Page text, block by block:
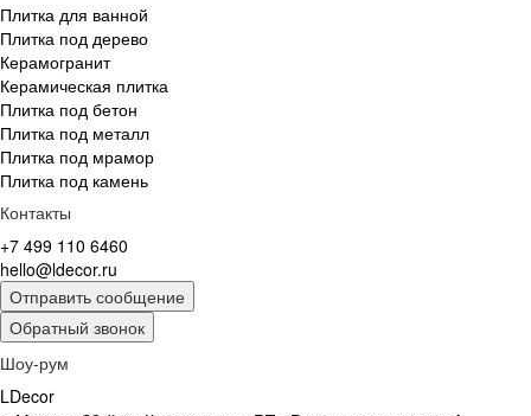
Плитка для ванной
Плитка под дерево
Керамогранит
Керамическая плитка
Плитка под бетон
Плитка под металл
Плитка под мрамор
Плитка под камень
Контакты
+7 499 110 6460
hello@ldecor.ru
Отправить сообщение
Обратный звонок
Шоу-рум
LDecor